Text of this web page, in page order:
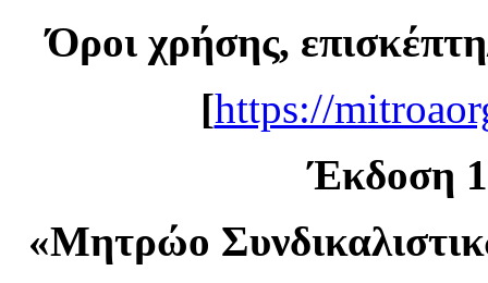
Όροι χρήσης,
[https://
Έκδοση
«Μητρώο